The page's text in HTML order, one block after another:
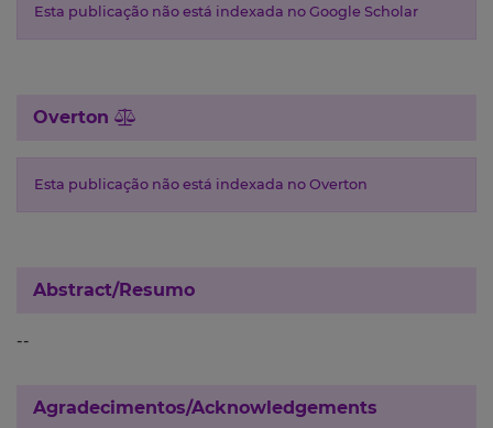
Esta publicação não está indexada no Google Scholar
Overton
Esta publicação não está indexada no Overton
Abstract/Resumo
--
Agradecimentos/Acknowledgements